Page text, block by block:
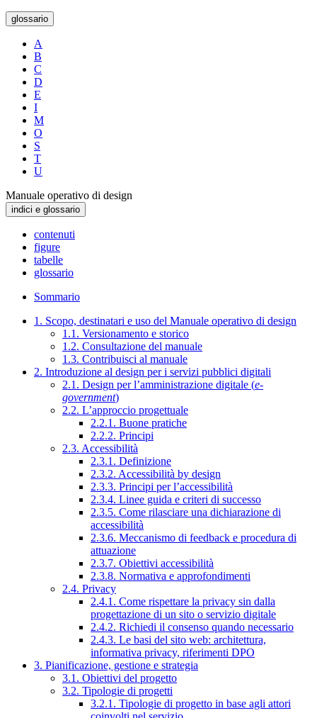
glossario
A
B
C
D
E
I
M
O
S
T
U
Manuale operativo di design
indici e glossario
contenuti
figure
tabelle
glossario
Sommario
1. Scopo, destinatari e uso del Manuale operativo di design
1.1. Versionamento e storico
1.2. Consultazione del manuale
1.3. Contribuisci al manuale
2. Introduzione al design per i servizi pubblici digitali
2.1. Design per l’amministrazione digitale (e-
government)
2.2. L’approccio progettuale
2.2.1. Buone pratiche
2.2.2. Principi
2.3. Accessibilità
2.3.1. Definizione
2.3.2. Accessibilità by design
2.3.3. Principi per l’accessibilità
2.3.4. Linee guida e criteri di successo
2.3.5. Come rilasciare una dichiarazione di
accessibilità
2.3.6. Meccanismo di feedback e procedura di
attuazione
2.3.7. Obiettivi accessibilità
2.3.8. Normativa e approfondimenti
2.4. Privacy
2.4.1. Come rispettare la privacy sin dalla
progettazione di un sito o servizio digitale
2.4.2. Richiedi il consenso quando necessario
2.4.3. Le basi del sito web: architettura,
informativa privacy, riferimenti DPO
3. Pianificazione, gestione e strategia
3.1. Obiettivi del progetto
3.2. Tipologie di progetti
3.2.1. Tipologie di progetto in base agli attori